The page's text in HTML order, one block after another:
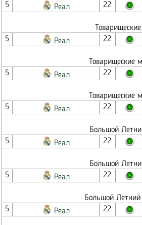
5
Реал 22
5
Реал 22
Товарищеские
5
Реал 22
Товарищеские
5
Реал 22
Большой
5
Реал 22
Большой
5
Реал 22
Большой
5
Реал 22